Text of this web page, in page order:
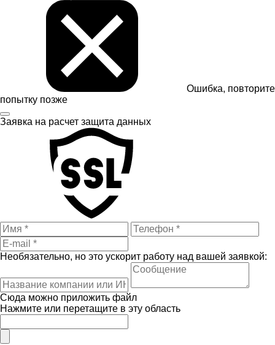
Ошибка, повторите
попытку позже
Заявка на расчет защита данных
Необязательно, но это ускорит работу над вашей заявкой:
Сюда можно приложить файл
Нажмите или перетащите в эту область